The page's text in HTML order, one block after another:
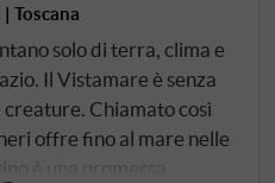
Toscana
solo di terra, clima e
Il Vistamare è senza
Chiamato così
offre fino al mare nelle
è una promessa